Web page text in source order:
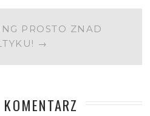
PROSTO ZNAD
→